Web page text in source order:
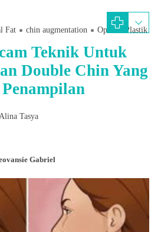
Fat chin augmentation Operasi Plastik
Teknik Untuk
Double Chin Yang
Tasya
Gabriel